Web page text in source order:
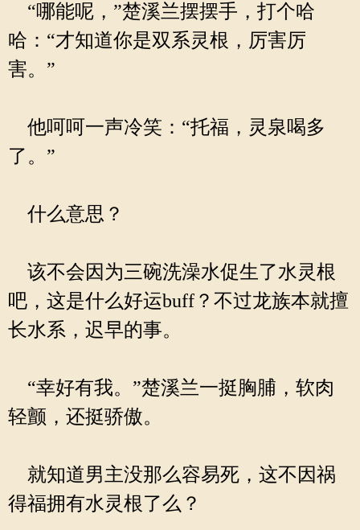
“哪能呢，”楚溪兰摆摆手，打个哈
哈：“才知道你是双系灵根，厉害厉
害。”
他呵呵一声冷笑：“托福，灵泉喝多
了。”
什么意思？
该不会因为三碗洗澡水促生了水灵根
吧，这是什么好运buff？不过龙族本就擅
长水系，迟早的事。
“幸好有我。”楚溪兰一挺胸脯，软肉
轻颤，还挺骄傲。
就知道男主没那么容易死，这不因祸
得福拥有水灵根了么？